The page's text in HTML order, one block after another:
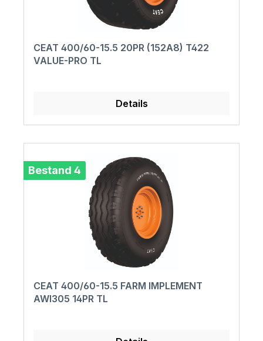
CEAT 400/60-15.5 20PR (152A8) T422
VALUE-PRO TL
Details
Bestand 4
CEAT 400/60-15.5 FARM IMPLEMENT
AWI305 14PR TL